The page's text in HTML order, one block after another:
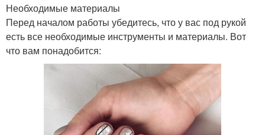
Необходимые материалы
Перед началом работы убедитесь, что у вас под рукой
есть все необходимые инструменты и материалы. Вот
что вам понадобится: